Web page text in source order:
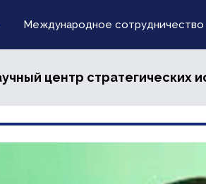
Международное сотрудничество
центр стратегических